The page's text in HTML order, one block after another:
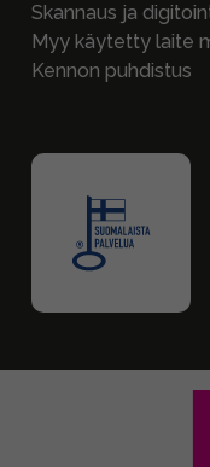
Skannaus ja
Myy käytetty laite
Kennon puhdistus